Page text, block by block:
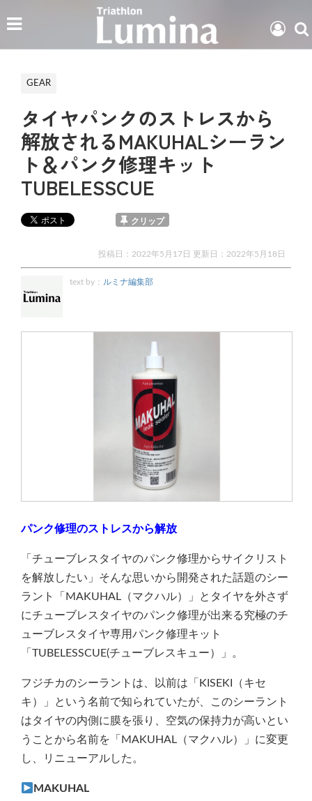
GEAR
タイヤパンクのストレスから
解放されるMAKUHALシーラン
ト＆パンク修理キット
TUBELESSCUE
クリップ
投稿日：2022年5月17日 更新日： 2022年5月18日
text by： ルミナ編集部
パンク修理のストレスから解放
「チューブレスタイヤのパンク修理からサイクリスト
を解放したい」そんな思いから開発された話題のシー
ラント「MAKUHAL（マクハル）」とタイヤを外さず
にチューブレスタイヤのパンク修理が出来る究極のチ
ューブレスタイヤ専用パンク修理キット
「TUBELESSCUE(チューブレスキュー）」。
フジチカのシーラントは、以前は「KISEKI（キセ
キ）」という名前で知られていたが、このシーラント
はタイヤの内側に膜を張り、空気の保持力が高いとい
うことから名前を「MAKUHAL（マクハル）」に変更
し、リニューアルした。
MAKUHAL